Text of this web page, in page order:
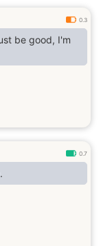
0.3
be good, I'm
0.7